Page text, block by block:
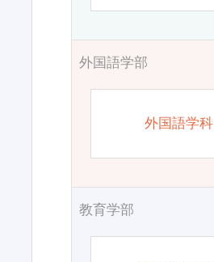
外国語学部
外国語学科
教育学部